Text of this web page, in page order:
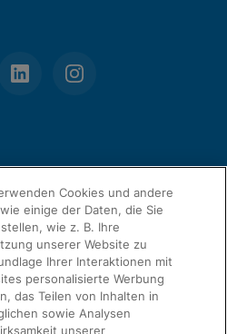
Cookies und andere
einige der Daten, die Sie
wie z. B. Ihre
unserer Website zu
Ihrer Interaktionen mit
personalisierte Werbung
das Teilen von Inhalten in
sowie Analysen
unserer